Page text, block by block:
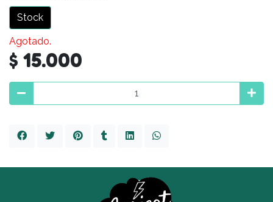
Stock
Agotado.
$ 15.000